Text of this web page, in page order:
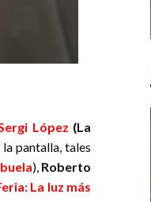
López (La
pantalla, tales
), Roberto
La luz más